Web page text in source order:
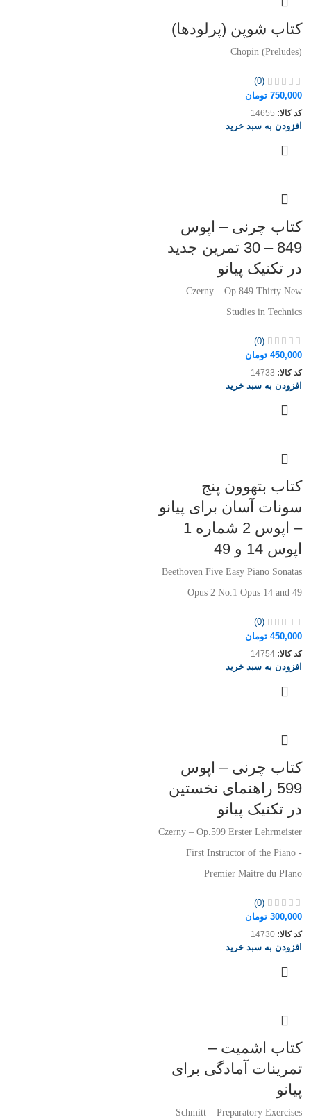
کتاب شوپن (پرلودها)
Chopin (Preludes)
(0)
750,000 تومان
کد کالا: 14655
افزودن به سبد خرید
کتاب چرنی – اپوس
849 – 30 تمرین جدید
در تکنیک پیانو
Czerny – Op.849 Thirty New
Studies in Technics
(0)
450,000 تومان
کد کالا: 14733
افزودن به سبد خرید
کتاب بتهوون پنج
سونات آسان برای پیانو
– اپوس 2 شماره 1
اپوس 14 و 49
Beethoven Five Easy Piano Sonatas
Opus 2 No.1 Opus 14 and 49
(0)
450,000 تومان
کد کالا: 14754
افزودن به سبد خرید
کتاب چرنی – اپوس
599 راهنمای نخستین
در تکنیک پیانو
Czerny – Op.599 Erster Lehrmeister
First Instructor of the Piano -
Premier Maitre du PIano
(0)
300,000 تومان
کد کالا: 14730
افزودن به سبد خرید
کتاب اشمیت –
تمرینات آمادگی برای
پیانو
Schmitt – Preparatory Exercises